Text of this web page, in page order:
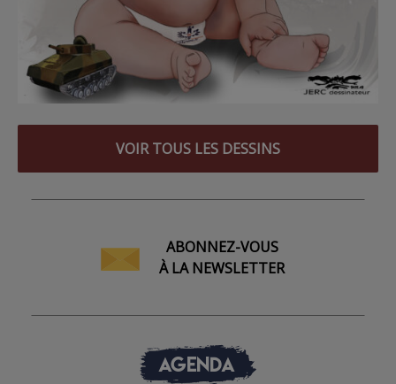
VOIR TOUS LES DESSINS
ABONNEZ-VOUS
À LA NEWSLETTER
AGENDA